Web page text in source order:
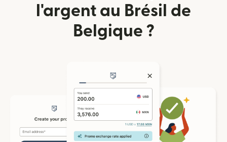
l'argent au Brésil de
Belgique ?